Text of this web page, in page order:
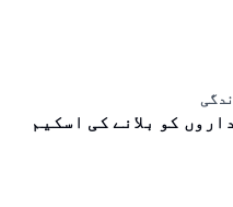
کو بلانے کی اسکیم